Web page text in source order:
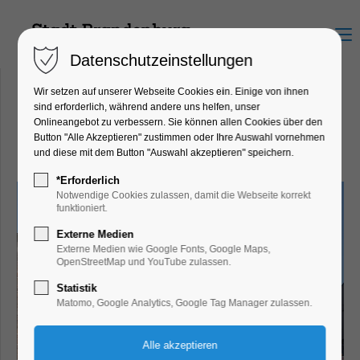
Menu
Stadtmauer Neustadt
Datenschutzeinstellungen
Wir setzen auf unserer Webseite Cookies ein. Einige von ihnen
sind erforderlich, während andere uns helfen, unser
Onlineangebot zu verbessern. Sie können allen Cookies über den
Button "Alle Akzeptieren" zustimmen oder Ihre Auswahl vornehmen
und diese mit dem Button "Auswahl akzeptieren" speichern.
*Erforderlich
Notwendige Cookies zulassen, damit die Webseite korrekt
funktioniert.
Externe Medien
Externe Medien wie Google Fonts, Google Maps,
OpenStreetMap und YouTube zulassen.
Statistik
Matomo, Google Analytics, Google Tag Manager zulassen.